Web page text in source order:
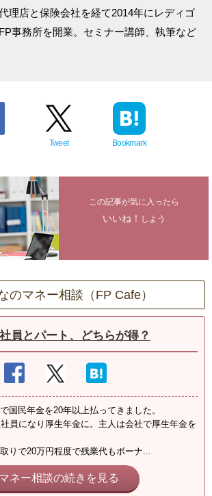
理店と保険会社を経て2014年にレディゴ
事務所を開業。セミナー講師、執筆など
Tweet Bookmark
この記事が気に入ったら
いいね！ しよう
のマネー相談（FP Cafe）
員とパート、どちらが得？
国民年金を20年以上払ってきました。
員になり厚生年金に。主人は会社で厚生年金を
りで20万円程度で残業代もボーナ...
マネー相談の続きを見る